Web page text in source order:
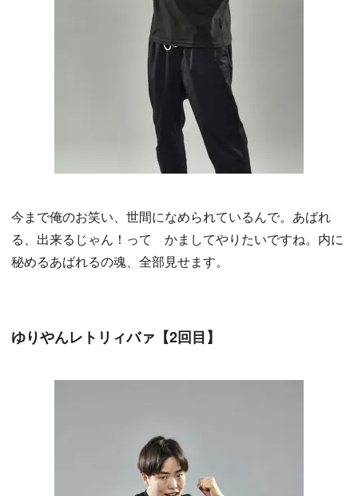
今まで俺のお笑い、世間になめられているんで。あばれ
る、出来るじゃん！って かましてやりたいですね。内に
秘めるあばれるの魂、全部見せます。
ゆりやんレトリィバァ【2回目】